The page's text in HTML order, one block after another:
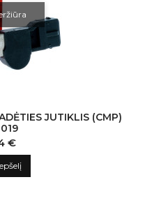
JUTIKLIS (CMP)
€